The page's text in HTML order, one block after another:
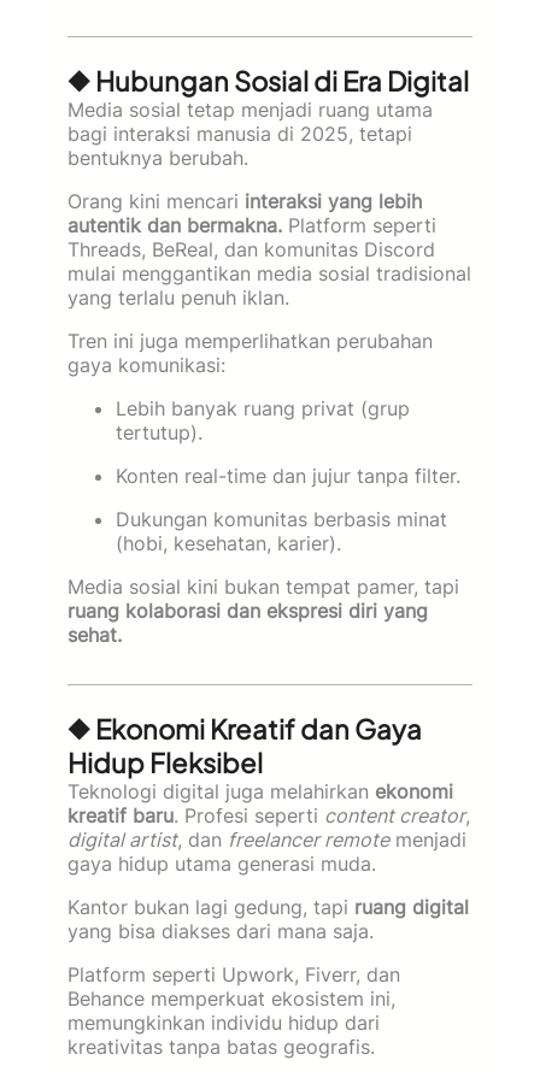
◆ Hubungan Sosial di Era Digital
Media sosial tetap menjadi ruang utama
bagi interaksi manusia di 2025, tetapi
bentuknya berubah.
Orang kini mencari interaksi yang lebih
autentik dan bermakna. Platform seperti
Threads, BeReal, dan komunitas Discord
mulai menggantikan media sosial tradisional
yang terlalu penuh iklan.
Tren ini juga memperlihatkan perubahan
gaya komunikasi:
Lebih banyak ruang privat (grup
tertutup).
Konten real-time dan jujur tanpa filter.
Dukungan komunitas berbasis minat
(hobi, kesehatan, karier).
Media sosial kini bukan tempat pamer, tapi
ruang kolaborasi dan ekspresi diri yang
sehat.
◆ Ekonomi Kreatif dan Gaya
Hidup Fleksibel
Teknologi digital juga melahirkan ekonomi
kreatif baru. Profesi seperti content creator,
digital artist, dan freelancer remotemenjadi
gaya hidup utama generasi muda.
Kantor bukan lagi gedung, tapi ruang digital
yang bisa diakses dari mana saja.
Platform seperti Upwork, Fiverr, dan
Behance memperkuat ekosistem ini,
memungkinkan individu hidup dari
kreativitas tanpa batas geografis.